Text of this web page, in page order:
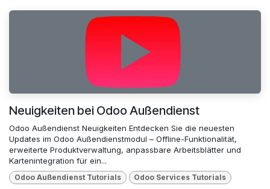
Neuigkeiten bei Odoo Außendienst
Odoo Außendienst Neuigkeiten Entdecken Sie die neuesten
Updates im Odoo Außendienstmodul – Offline-Funktionalität,
erweiterte Produktverwaltung, anpassbare Arbeitsblätter und
Kartenintegration für ein...
Odoo Außendienst Tutorials Odoo Services Tutorials